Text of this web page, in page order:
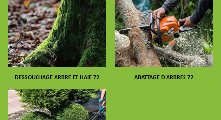
DESSOUCHAGE ARBRE ET HAIE 72 ABATTAGE D'ARBRES 72